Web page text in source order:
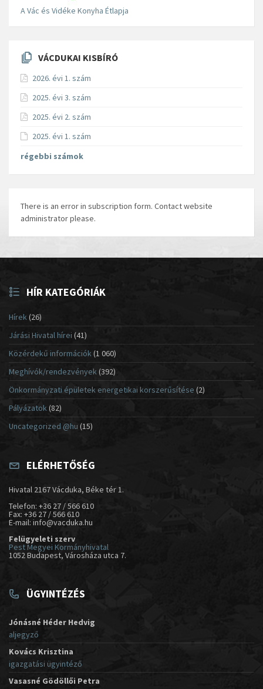
A Vác és Vidéke Konyha Étlapja
VÁCDUKAI KISBÍRÓ
2026. évi 1. szám
2025. évi 3. szám
2025. évi 2. szám
2025. évi 1. szám
régebbi számok
There is an error in subscription form. Contact website
administrator please.
HÍR KATEGÓRIÁK
Hírek(26)
Járási Hivatal hírei (41)
Közérdekű információk(1 060)
Meghívók/rendezvények (392)
Önkormányzati épületek energetikai korszerűsítése (2)
Pályázatok (82)
Uncategorized @hu (15)
ELÉRHETŐSÉG
Hivatal 2167 Vácduka, Béke tér 1.
Telefon: +36 27 / 566 610
Fax: +36 27 / 566 610
E-mail: info@vacduka.hu
Felügyeleti szerv
Pest Megyei Kormányhivatal
1052 Budapest, Városháza utca 7.
ÜGYINTÉZÉS
Jónásné Héder Hedvig
aljegyző
Kovács Krisztina
igazgatási ügyintéző
Vasasné Gödöllői Petra